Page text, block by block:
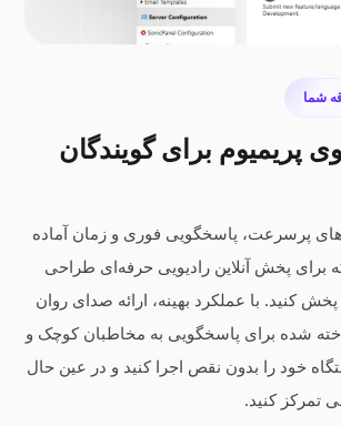
شما
پریمیوم برای گویندگان
پرسرعت، پاسخگویی فوری و زمان آماده
برای پخش آنلاین رادیویی حرفه‌ای طراحی
کنید. با عملکرد بهینه، ارائه صدای روان
شده برای پاسخگویی به مخاطبان کوچک و
خود را بدون نقص اجرا کنید و در عین حال
تمرکز کنید.